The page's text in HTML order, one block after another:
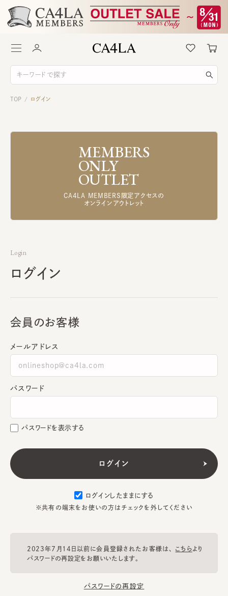
TOP / ログイン
MEMBERS
ONLY
OUTLET
CA4LA MEMBERS限定アクセスの
オンラインアウトレット
Login
ログイン
会員のお客様
メールアドレス
パスワード
パスワードを表示する
ログインしたままにする
※共有の端末をお使いの方はチェックを外してください
2023年7月14日以前に会員登録されたお客様は、 こちらより
パスワードの再設定をお願いいたします。
パスワードの再設定